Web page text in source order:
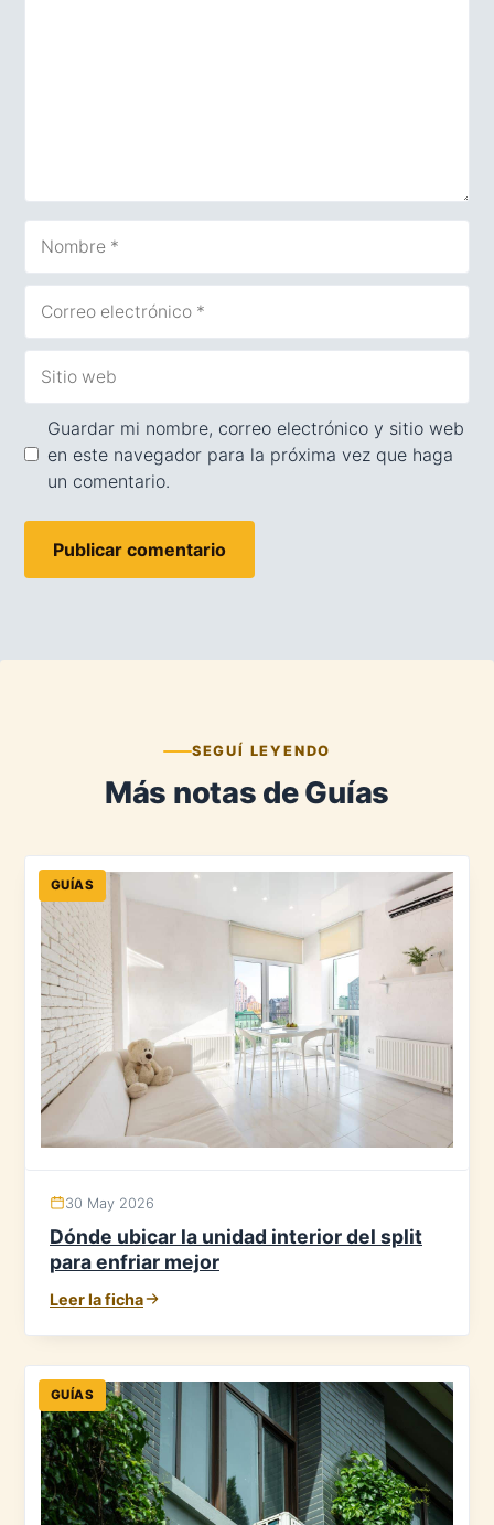
electrónico
web
Guardar mi nombre, correo electrónico y sitio web
en este navegador para la próxima vez que haga
un comentario.
SEGUÍ LEYENDO
Más notas de Guías
GUÍAS
30 May 2026
Dónde ubicar la unidad interior del split
para enfriar mejor
Leer la ficha
GUÍAS